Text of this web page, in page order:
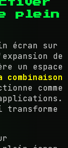
plein
écran sur
de
un espace
combinaison
comme
transforme